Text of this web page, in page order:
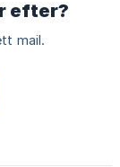
efter?
mail.